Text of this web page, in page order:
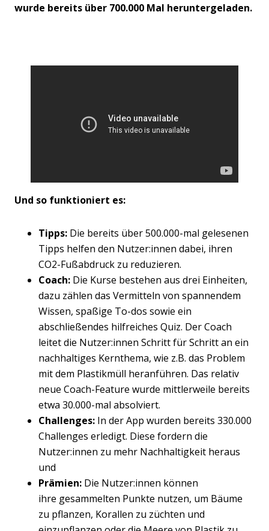
wurde bereits über 700.000 Mal heruntergeladen.
Und so funktioniert es:
Tipps: Die bereits über 500.000-mal gelesenen
Tipps helfen den Nutzer:innen dabei, ihren
CO2-Fußabdruck zu reduzieren.
Coach: Die Kurse bestehen aus drei Einheiten,
dazu zählen das Vermitteln von spannendem
Wissen, spaßige To-dos sowie ein
abschließendes hilfreiches Quiz. Der Coach
leitet die Nutzer:innen Schritt für Schritt an ein
nachhaltiges Kernthema, wie z.B. das Problem
mit dem Plastikmüll heranführen. Das relativ
neue Coach-Feature wurde mittlerweile bereits
etwa 30.000-mal absolviert.
Challenges: In der App wurden bereits 330.000
Challenges erledigt. Diese fordern die
Nutzer:innen zu mehr Nachhaltigkeit heraus
und
Prämien: Die Nutzer:innen können
ihre gesammelten Punkte nutzen, um Bäume
zu pflanzen, Korallen zu züchten und